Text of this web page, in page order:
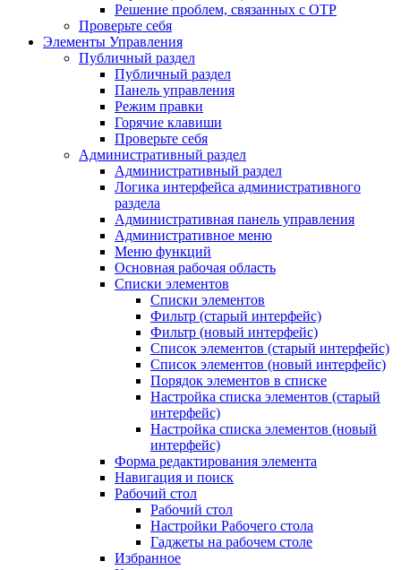
Решение проблем, связанных с OTP
Проверьте себя
Элементы Управления
Публичный раздел
Публичный раздел
Панель управления
Режим правки
Горячие клавиши
Проверьте себя
Административный раздел
Административный раздел
Логика интерфейса административного
раздела
Административная панель управления
Административное меню
Меню функций
Основная рабочая область
Списки элементов
Списки элементов
Фильтр (старый интерфейс)
Фильтр (новый интерфейс)
Список элементов (старый интерфейс)
Список элементов (новый интерфейс)
Порядок элементов в списке
Настройка списка элементов (старый
интерфейс)
Настройка списка элементов (новый
интерфейс)
Форма редактирования элемента
Навигация и поиск
Рабочий стол
Рабочий стол
Настройки Рабочего стола
Гаджеты на рабочем столе
Избранное